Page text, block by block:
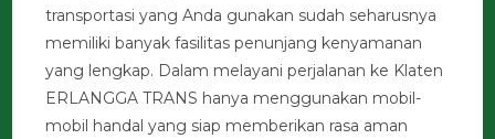
transportasi yang Anda gunakan sudah seharusnya
memiliki banyak fasilitas penunjang kenyamanan
yang lengkap. Dalam melayani perjalanan ke Klaten
ERLANGGA TRANS hanya menggunakan mobil-
mobil handal yang siap memberikan rasa aman